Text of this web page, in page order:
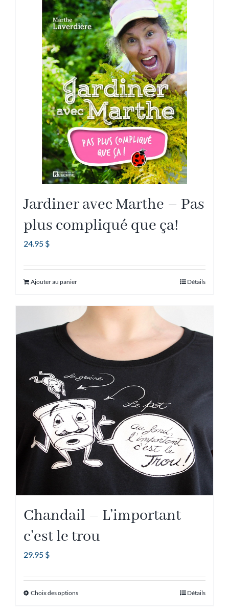
Jardiner avec Marthe – Pas
plus compliqué que ça!
24.95 $
Ajouter au panier Détails
Chandail – L’important
c’est le trou
29.95 $
Choix des optionsCe
Détails